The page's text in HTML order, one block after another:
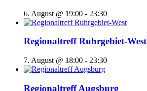
6. August @ 19:00 - 23:30
Regionaltreff Ruhrgebiet-West
7. August @ 18:00 - 23:30
Regionaltreff Augsburg